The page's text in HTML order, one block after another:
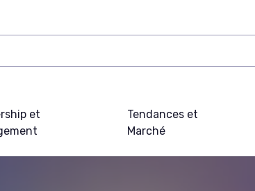
et
Tendances et
Marché